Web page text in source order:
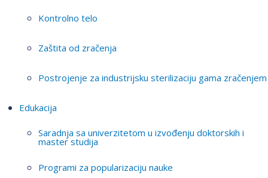
Kontrolno telo
Zaštita od zračenja
Postrojenje za industrijsku sterilizaciju gama zračenjem
Edukacija
Saradnja sa univerzitetom u izvođenju doktorskih i
master studija
Programi za popularizaciju nauke